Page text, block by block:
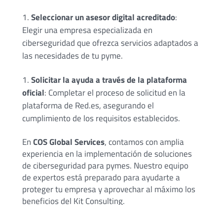
Seleccionar un asesor digital acreditado:
Elegir una empresa especializada en
ciberseguridad que ofrezca servicios adaptados a
las necesidades de tu pyme.
Solicitar la ayuda a través de la plataforma
oficial: Completar el proceso de solicitud en la
plataforma de Red.es, asegurando el
cumplimiento de los requisitos establecidos.
EnCOS Global Services, contamos con amplia
experiencia en la implementación de soluciones
de ciberseguridad para pymes. Nuestro equipo
de expertos está preparado para ayudarte a
proteger tu empresa y aprovechar al máximo los
beneficios del Kit Consulting.